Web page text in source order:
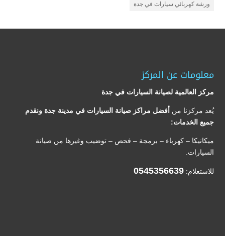
ورشة كهربائي سيارات في جدة
معلومات عن المركز
مركز العالمية لصيانة السيارات في جدة
يُعد مركزنا من أفضل مراكز صيانة السيارات في مدينة جدة ونقدم
جميع الخدمات:
ميكانيكا – كهرباء – برمجة – فحص – توضيب وغيرها من صيانة
السيارات.
للاستعلام: 0545356639